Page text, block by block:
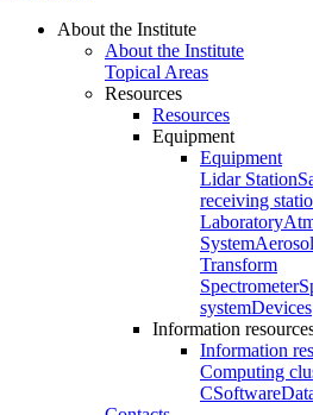
About the Institute
About the Institute
Topical Areas
Resources
Resources
Equipment
Equipment
Lidar Station
receiving
Laboratory
System
Transform
Spectrometer
systemDevices
Information
Information
Computing
CSoftware